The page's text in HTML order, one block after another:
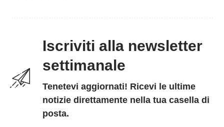
Iscriviti alla newsletter
settimanale
Tenetevi aggiornati! Ricevi le ultime
notizie direttamente nella tua casella di
posta.